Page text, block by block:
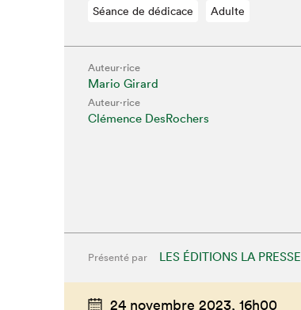
Séance de dédicace Adulte
Auteur·rice
Mario Girard
Auteur·rice
Clémence DesRochers
Présenté par LES ÉDITIONS LA PRESSE
24 novembre 2023, 16h00